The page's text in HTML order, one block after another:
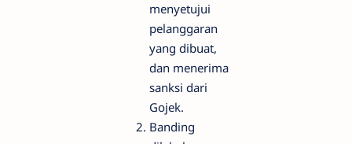
menyetujui
pelanggaran
yang dibuat,
dan menerima
sanksi dari
Gojek.
Banding